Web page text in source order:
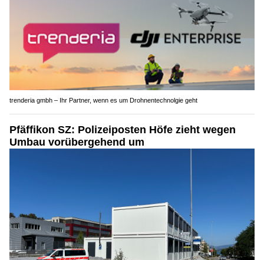
trenderia gmbh – Ihr Partner, wenn es um Drohnentechnolgie geht
Pfäffikon SZ: Polizeiposten Höfe zieht wegen
Umbau vorübergehend um